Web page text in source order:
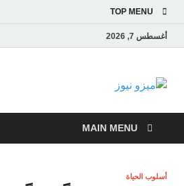
TOP MENU
أغسطس 7, 2026
ميزو نيوز
والاقتصادية
MAIN MENU
أسلوب الحياة